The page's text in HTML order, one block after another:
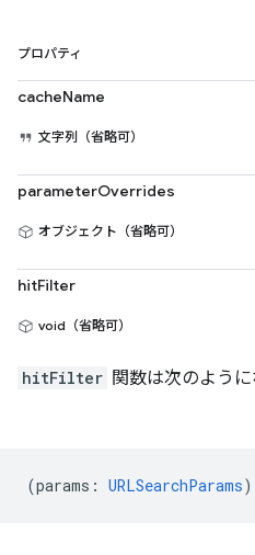
プロパティ
cacheName
文字列（省略可）
parameterOverrides
オブジェクト（省略可）
hitFilter
void（省略可）
hitFilter 関数は次のように
(params : URLSearchParams